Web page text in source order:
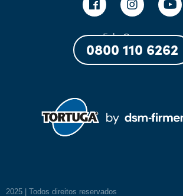
Fale Conosco:
0800 110 6262
2025 | Todos direitos reservados